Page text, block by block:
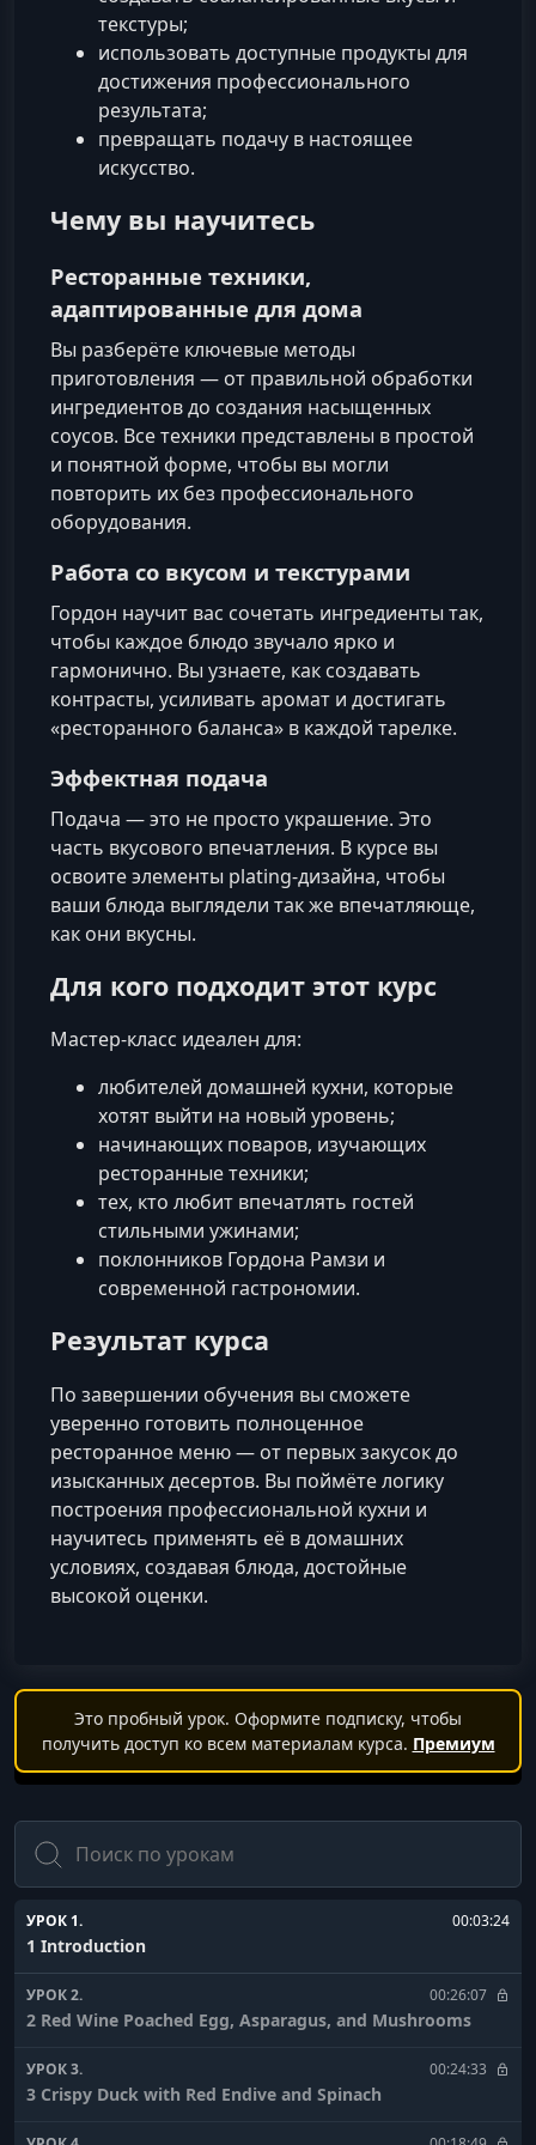
текстуры;
использовать доступные продукты для
достижения профессионального
результата;
превращать подачу в настоящее
искусство.
Чему вы научитесь
Ресторанные техники,
адаптированные для дома
Вы разберёте ключевые методы
приготовления — от правильной обработки
ингредиентов до создания насыщенных
соусов. Все техники представлены в простой
и понятной форме, чтобы вы могли
повторить их без профессионального
оборудования.
Работа со вкусом и текстурами
Гордон научит вас сочетать ингредиенты так,
чтобы каждое блюдо звучало ярко и
гармонично. Вы узнаете, как создавать
контрасты, усиливать аромат и достигать
«ресторанного баланса» в каждой тарелке.
Эффектная подача
Подача — это не просто украшение. Это
часть вкусового впечатления. В курсе вы
освоите элементы plating-дизайна, чтобы
ваши блюда выглядели так же впечатляюще,
как они вкусны.
Для кого подходит этот курс
Мастер-класс идеален для:
любителей домашней кухни, которые
хотят выйти на новый уровень;
начинающих поваров, изучающих
ресторанные техники;
тех, кто любит впечатлять гостей
стильными ужинами;
поклонников Гордона Рамзи и
современной гастрономии.
Результат курса
По завершении обучения вы сможете
уверенно готовить полноценное
ресторанное меню — от первых закусок до
изысканных десертов. Вы поймёте логику
построения профессиональной кухни и
научитесь применять её в домашних
условиях, создавая блюда, достойные
высокой оценки.
Это пробный урок. Оформите подписку, чтобы
получить доступ ко всем материалам курса. Премиум
Поиск
УРОК 1. 00:03:24
1 Introduction
УРОК 2. 00:26:07
2 Red Wine Poached Egg, Asparagus, and Mushrooms
УРОК 3. 00:24:33
3 Crispy Duck with Red Endive and Spinach